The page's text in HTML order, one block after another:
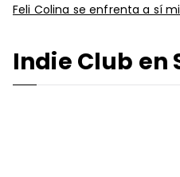
Feli Colina se enfrenta a sí
Indie Club en